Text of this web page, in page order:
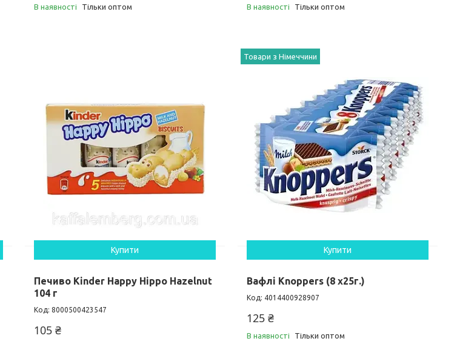
В наявності Тільки оптом В наявності Тільки оптом
Купити
Печиво Kinder Happy Hippo Hazelnut
104 г
8000500423547
105 ₴
Товари з Німеччини
Купити
Вафлі Knoppers (8 x25г.)
4014400928907
125 ₴
В наявності Тільки оптом